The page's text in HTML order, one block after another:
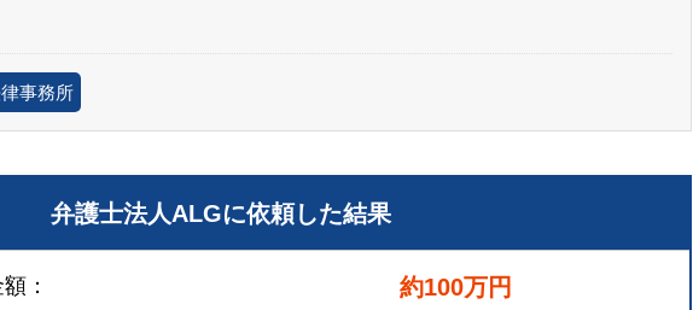
事務所
弁護士法人ALGに依頼した結果
額 約100万円